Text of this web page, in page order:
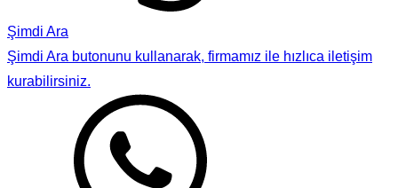
Şimdi Ara
Şimdi Ara butonunu kullanarak, firmamız ile hızlıca iletişim
kurabilirsiniz.